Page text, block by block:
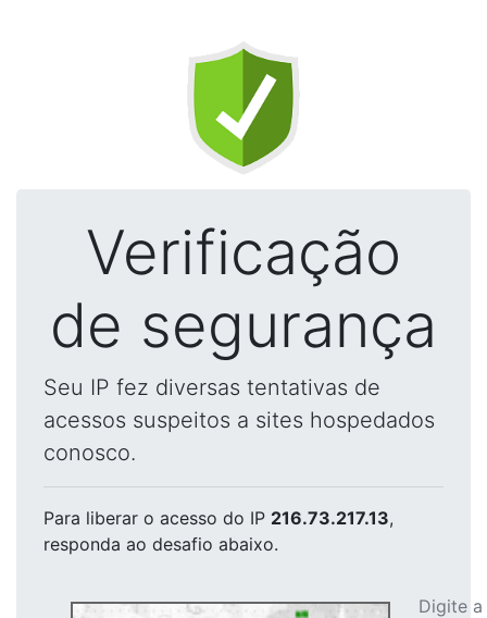
Verificação
de segurança
Seu IP fez diversas tentativas de
acessos suspeitos a sites hospedados
conosco.
Para liberar o acesso do IP 216.73.217.13,
responda ao desafio abaixo.
Digite